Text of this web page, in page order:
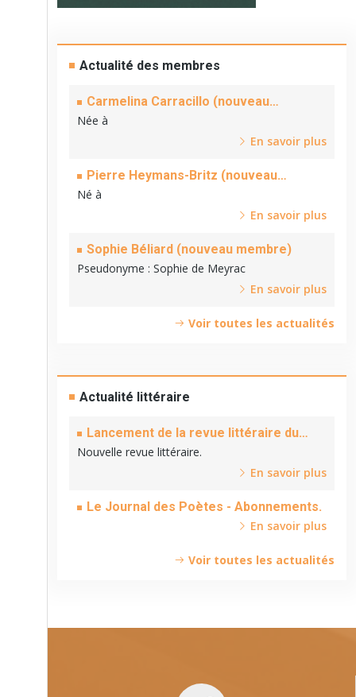
Actualité des membres
Carmelina Carracillo (nouveau
membre)
Née à
En savoir plus
Pierre Heymans-Britz (nouveau
membre)
Né à
En savoir plus
Sophie Béliard (nouveau membre)
Pseudonyme : Sophie de Meyrac
En savoir plus
Voir toutes les actualités
Actualité littéraire
Lancement de la revue littéraire du
Cinquantenaire.
Nouvelle revue littéraire.
En savoir plus
Le Journal des Poètes - Abonnements.
En savoir plus
Voir toutes les actualités